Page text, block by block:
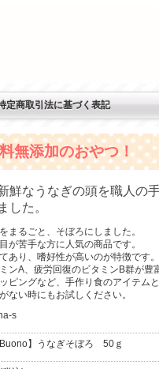
定商取引法に基づく表記
無添加のおやつ！
鮮なうなぎの頭を職人の
した。
まるごと、そぼろにしました。
が苦手な方に人気の商品です。
あり、嗜好性が高いのが特徴です。
ンA、疲労回復のビタミンB群が豊
ピングなど、手作り食のアイテム
ない時にもお試しください。
s
Buono】うなぎそぼろ 50ｇ